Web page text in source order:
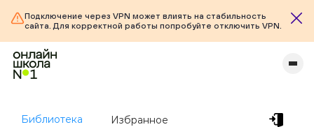
Подключение через VPN может влиять на стабильность
сайта. Для корректной работы попробуйте отключить VPN.
Библиотека Избранное